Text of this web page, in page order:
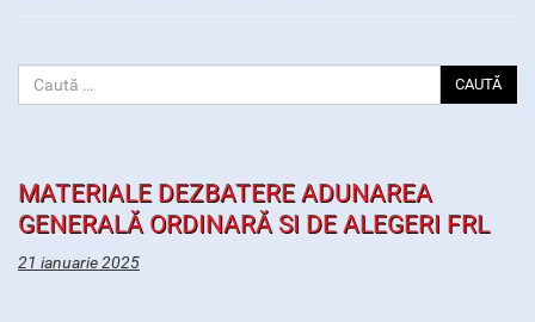
CAUTĂ
MATERIALE DEZBATERE ADUNAREA
GENERALĂ ORDINARĂ SI DE ALEGERI FRL
21 ianuarie 2025